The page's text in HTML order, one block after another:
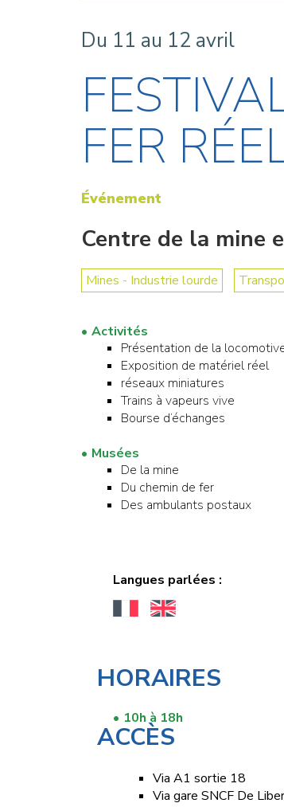
Du 11 au 12 avril
FER
Événement
Centre de la mine
Mines - Industrie lourde
Activités
Présentation de la
Exposition de matériel réel
réseaux miniatures
Trains à vapeurs vive
Bourse d’échanges
Musées
De la mine
Du chemin de fer
Des ambulants postaux
Langues parlées :
HORAIRES
10h à 18h
ACCÈS
Via A1 sortie 18
Via gare SNCF De